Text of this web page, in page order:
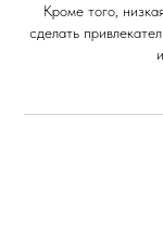
Кроме того,
сделать